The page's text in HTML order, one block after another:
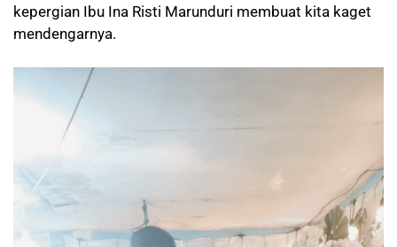
kepergian Ibu Ina Risti Marunduri membuat kita kaget
mendengarnya.